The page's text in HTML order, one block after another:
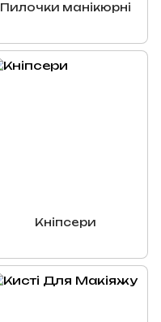
Пилочки манікюрні
Кніпсери